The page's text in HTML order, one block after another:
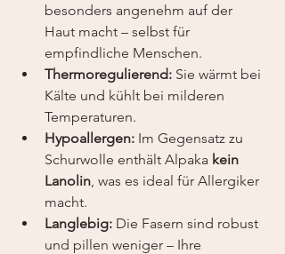
besonders angenehm auf der
Haut macht – selbst für
empfindliche Menschen.
Thermoregulierend: Sie wärmt bei
Kälte und kühlt bei milderen
Temperaturen.
Hypoallergen: Im Gegensatz zu
Schurwolle enthält Alpaka kein
Lanolin , was es ideal für Allergiker
macht.
Langlebig: Die Fasern sind robust
und pillen weniger – Ihre